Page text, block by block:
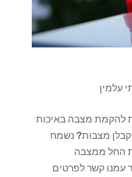
עלמין
להקמת מצבה באיכות
מצבות? נשמח
החל ממצבה
עמנו קשר לפרטים